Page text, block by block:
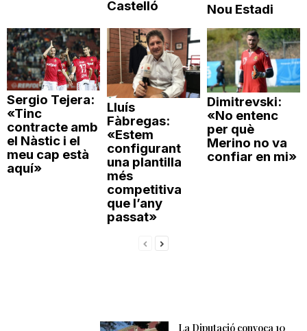
Castelló
Nou Estadi
Sergio Tejera:
«Tinc
contracte amb
el Nàstic i el
meu cap està
aquí»
Lluís
Fàbregas:
«Estem
configurant
una plantilla
més
competitiva
que l’any
passat»
Dimitrevski:
«No entenc
per què
Merino no va
confiar en mi»